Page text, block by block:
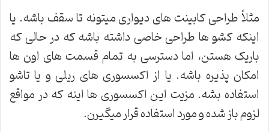
مثلاً طراحی کابینت های دیواری میتونه تا سقف باشه. یا
اینکه کشو ها طراحی خاصی داشته باشه که در حالی که
باریک هستن، اما دسترسی به تمام قسمت های اون ها
امکان پذیره باشه. یا از اکسسوری های ریلی و یا تاشو
استفاده بشه. مزیت این اکسسوری ها اینه که در مواقع
لزوم باز شده و مورد استفاده قرار میگیرن.